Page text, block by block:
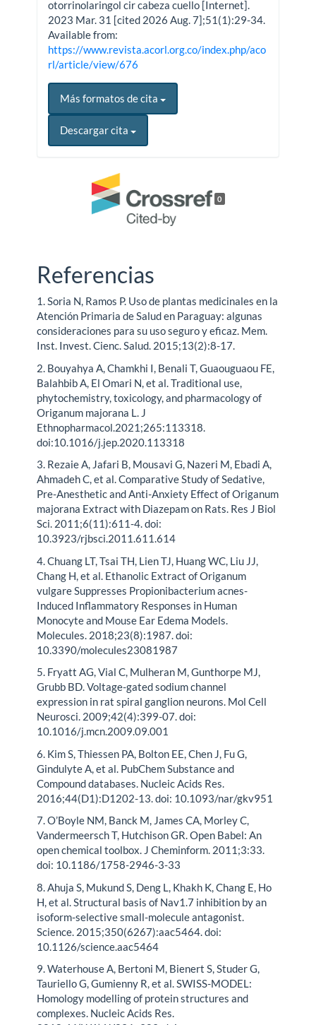
otorrinolaringol cir cabeza cuello [Internet].
2023 Mar. 31 [cited 2026 Aug. 7];51(1):29-34.
Available from:
https://www.revista.acorl.org.co/index.php/aco
rl/article/view/676
Más formatos de cita
Descargar cita
0
Referencias
1. Soria N, Ramos P. Uso de plantas medicinales en la
Atención Primaria de Salud en Paraguay: algunas
consideraciones para su uso seguro y eficaz. Mem.
Inst. Invest. Cienc. Salud. 2015;13(2):8-17.
2. Bouyahya A, Chamkhi I, Benali T, Guaouguaou FE,
Balahbib A, El Omari N, et al. Traditional use,
phytochemistry, toxicology, and pharmacology of
Origanum majorana L. J
Ethnopharmacol.2021;265:113318.
doi:10.1016/j.jep.2020.113318
3. Rezaie A, Jafari B, Mousavi G, Nazeri M, Ebadi A,
Ahmadeh C, et al. Comparative Study of Sedative,
Pre-Anesthetic and Anti-Anxiety Effect of Origanum
majorana Extract with Diazepam on Rats. Res J Biol
Sci. 2011;6(11):611-4. doi:
10.3923/rjbsci.2011.611.614
4. Chuang LT, Tsai TH, Lien TJ, Huang WC, Liu JJ,
Chang H, et al. Ethanolic Extract of Origanum
vulgare Suppresses Propionibacterium acnes-
Induced Inflammatory Responses in Human
Monocyte and Mouse Ear Edema Models.
Molecules. 2018;23(8):1987. doi:
10.3390/molecules23081987
5. Fryatt AG, Vial C, Mulheran M, Gunthorpe MJ,
Grubb BD. Voltage-gated sodium channel
expression in rat spiral ganglion neurons. Mol Cell
Neurosci. 2009;42(4):399-07. doi:
10.1016/j.mcn.2009.09.001
6. Kim S, Thiessen PA, Bolton EE, Chen J, Fu G,
Gindulyte A, et al. PubChem Substance and
Compound databases. Nucleic Acids Res.
2016;44(D1):D1202-13. doi: 10.1093/nar/gkv951
7. O’Boyle NM, Banck M, James CA, Morley C,
Vandermeersch T, Hutchison GR. Open Babel: An
open chemical toolbox. J Cheminform. 2011;3:33.
doi: 10.1186/1758-2946-3-33
8. Ahuja S, Mukund S, Deng L, Khakh K, Chang E, Ho
H, et al. Structural basis of Nav1.7 inhibition by an
isoform-selective small-molecule antagonist.
Science. 2015;350(6267):aac5464. doi:
10.1126/science.aac5464
9. Waterhouse A, Bertoni M, Bienert S, Studer G,
Tauriello G, Gumienny R, et al. SWISS-MODEL:
Homology modelling of protein structures and
complexes. Nucleic Acids Res.